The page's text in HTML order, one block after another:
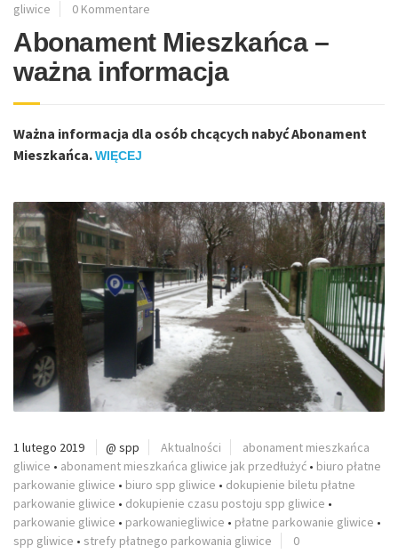
gliwice
0 Kommentare
Abonament Mieszkańca –
ważna informacja
Ważna informacja dla osób chcących nabyć Abonament
Mieszkańca.WIĘCEJ
1 lutego 2019 @ spp Aktualności
abonament mieszkańca
gliwice • abonament mieszkańca gliwice jak przedłużyć • biuro płatne
parkowanie gliwice • biuro spp gliwice • dokupienie biletu płatne
parkowanie gliwice • dokupienie czasu postoju spp gliwice •
parkowanie gliwice • parkowaniegliwice • płatne parkowanie gliwice •
spp gliwice • strefy płatnego parkowania gliwice
0